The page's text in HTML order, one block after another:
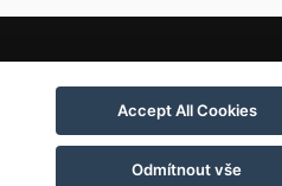
Accept All Cookies
Odmítnout vše